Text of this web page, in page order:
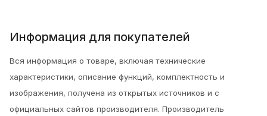
Информация для покупателей
Вся информация о товаре, включая технические
характеристики, описание функций, комплектность и
изображения, получена из открытых источников и с
официальных сайтов производителя. Производитель